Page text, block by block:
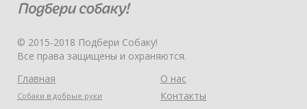
© 2015-2018 Подбери Собаку!
Все права защищены и охраняются.
Главная
Собаки в добрые руки
О нас
Контакты